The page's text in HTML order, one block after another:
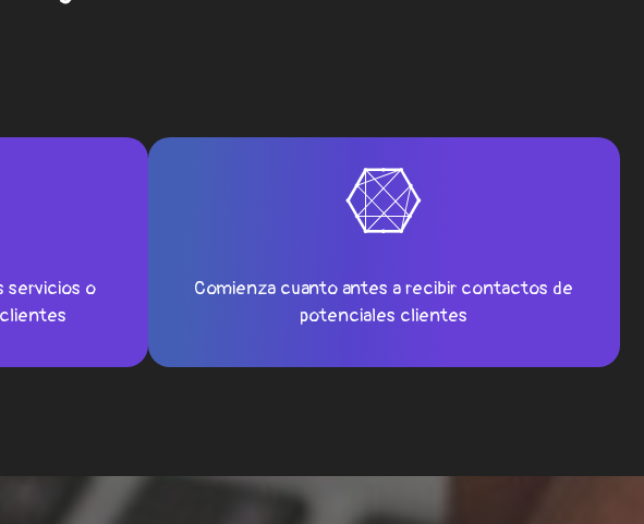
servicios o
Comienza cuanto antes a recibir contactos de
potenciales clientes